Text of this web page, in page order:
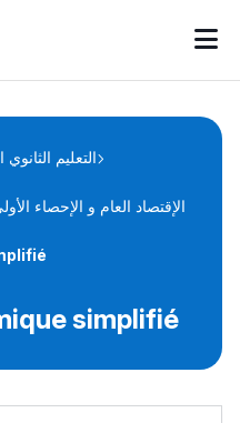
Annonces bourses
التعليم الثانوي
الإقتصاد العام و الإحصاء
simplifié